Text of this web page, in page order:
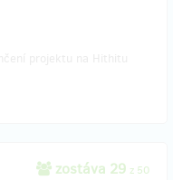
zostáva 29 z 50